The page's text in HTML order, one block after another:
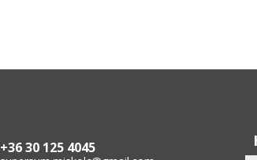
+36 30 125 4045